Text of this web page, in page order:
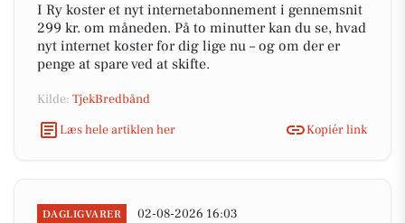
I Ry koster et nyt internetabonnement i gennemsnit
299 kr. om måneden. På to minutter kan du se, hvad
nyt internet koster for dig lige nu – og om der er
penge at spare ved at skifte.
Kilde: TjekBredbånd
Læs hele artiklen her
Kopiér link
DAGLIGVARER 02-08-2026 16:03